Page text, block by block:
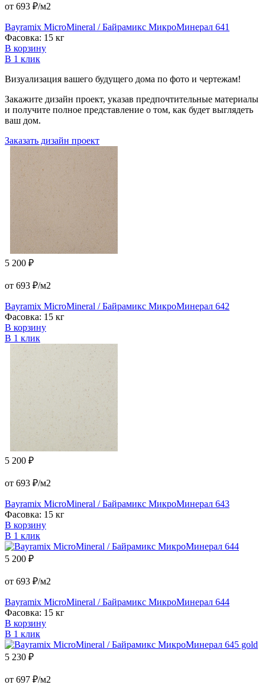
от 693 ₽/м2
Bayramix MicroMineral / Байрамикс МикроМинерал 641
Фасовка: 15 кг
В корзину
В 1 клик
Визуализация вашего будущего дома по фото и чертежам!
Закажите дизайн проект, указав предпочтительные материалы
и получите полное представление о том, как будет выглядеть
ваш дом.
Заказать дизайн проект
5 200 ₽
от 693 ₽/м2
Bayramix MicroMineral / Байрамикс МикроМинерал 642
Фасовка: 15 кг
В корзину
В 1 клик
5 200 ₽
от 693 ₽/м2
Bayramix MicroMineral / Байрамикс МикроМинерал 643
Фасовка: 15 кг
В корзину
В 1 клик
5 200 ₽
от 693 ₽/м2
Bayramix MicroMineral / Байрамикс МикроМинерал 644
Фасовка: 15 кг
В корзину
В 1 клик
5 230 ₽
от 697 ₽/м2